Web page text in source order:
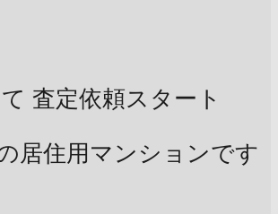
査定依頼スタート
居住用マンションです